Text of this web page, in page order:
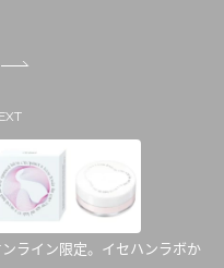
ンライン限定。イセハンラボか